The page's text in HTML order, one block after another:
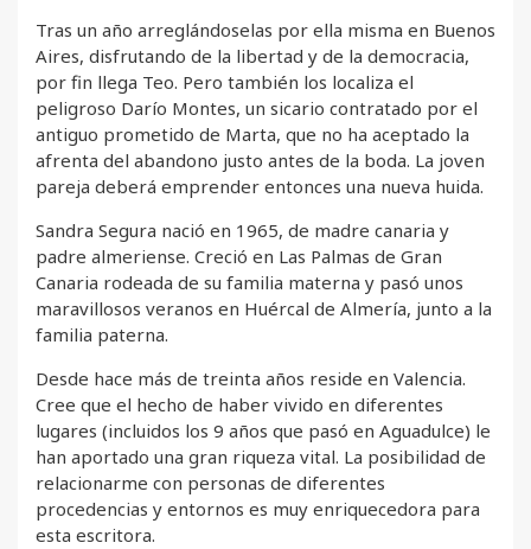
Tras un año arreglándoselas por ella misma en Buenos
Aires, disfrutando de la libertad y de la democracia,
por fin llega Teo. Pero también los localiza el
peligroso Darío Montes, un sicario contratado por el
antiguo prometido de Marta, que no ha aceptado la
afrenta del abandono justo antes de la boda. La joven
pareja deberá emprender entonces una nueva huida.
Sandra Segura nació en 1965, de madre canaria y
padre almeriense. Creció en Las Palmas de Gran
Canaria rodeada de su familia materna y pasó unos
maravillosos veranos en Huércal de Almería, junto a la
familia paterna.
Desde hace más de treinta años reside en Valencia.
Cree que el hecho de haber vivido en diferentes
lugares (incluidos los 9 años que pasó en Aguadulce) le
han aportado una gran riqueza vital. La posibilidad de
relacionarme con personas de diferentes
procedencias y entornos es muy enriquecedora para
esta escritora.